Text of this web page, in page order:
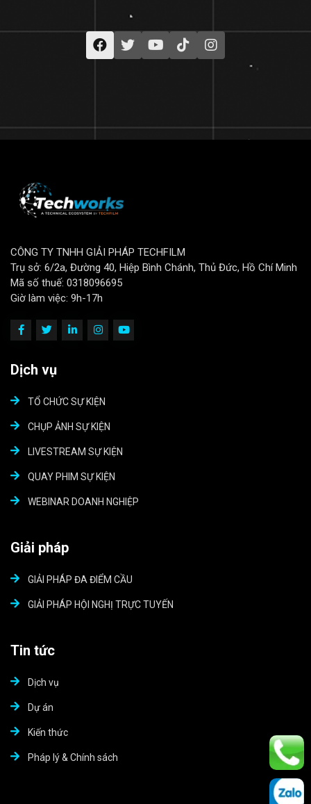
CÔNG TY TNHH GIẢI PHÁP TECHFILM
Trụ sở: 6/2a, Đường 40, Hiệp Bình Chánh, Thủ Đức, Hồ Chí Minh
Mã số thuế: 0318096695
Giờ làm việc: 9h-17h
Dịch vụ
TỔ CHỨC SỰ KIỆN
CHỤP ẢNH SỰ KIỆN
LIVESTREAM SỰ KIỆN
QUAY PHIM SỰ KIỆN
WEBINAR DOANH NGHIỆP
Giải pháp
GIẢI PHÁP ĐA ĐIỂM CẦU
GIẢI PHÁP HỘI NGHỊ TRỰC TUYẾN
Tin tức
Dịch vụ
Dự án
Kiến thức
Pháp lý & Chính sách